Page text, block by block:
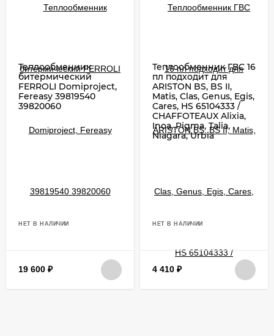
Теплообменник
битермический
FERROLI Domiproject,
Fereasy 39819540
39820060
НЕТ В НАЛИЧИИ
19 600 ₽
Теплообменник ГВС 16
пл подходит для
ARISTON BS, BS II,
Matis, Clas, Genus, Egis,
Cares, HS 65104333 /
CHAFFOTEAUX Alixia,
Inoa, Pigma, Talia,
Niagara, Urbia
НЕТ В НАЛИЧИИ
4 410 ₽